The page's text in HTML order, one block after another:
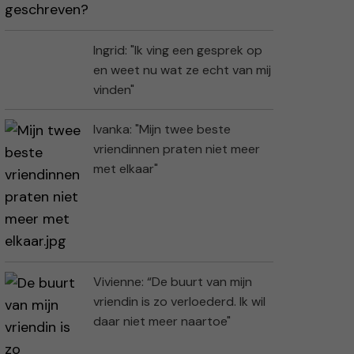
Ingrid: "Ik ving een gesprek op
en weet nu wat ze echt van mij
vinden"
Ivanka: "Mijn twee beste
vriendinnen praten niet meer
met elkaar"
Vivienne: “De buurt van mijn
vriendin is zo verloederd. Ik wil
daar niet meer naartoe"